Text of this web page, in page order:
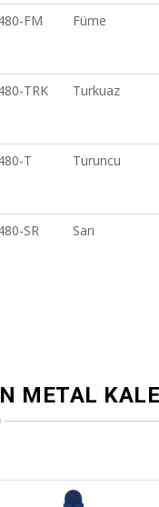
FM Füme
TRK Turkuaz
T Turuncu
SR Sarı
METAL